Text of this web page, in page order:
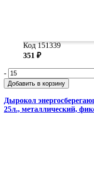
Код 151339
351 ₽
-
Добавить в корзину
Дырокол
25л., металлический,